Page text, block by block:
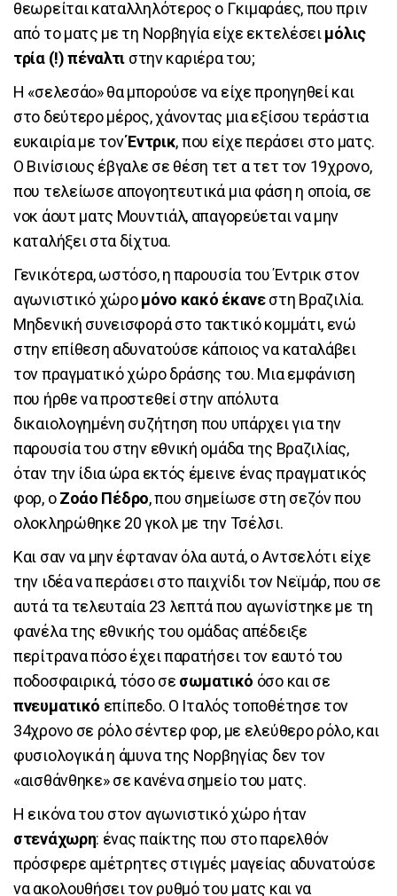
θεωρείται καταλληλότερος ο Γκιμαράες, που πριν
από το ματς με τη Νορβηγία είχε εκτελέσειμόλις
τρία (!) πέναλτι στην καριέρα του;
Η «σελεσάο» θα μπορούσε να είχε προηγηθεί και
στο δεύτερο μέρος, χάνοντας μια εξίσου τεράστια
ευκαιρία με τονΈντρικ, που είχε περάσει στο ματς.
Ο Βινίσιους έβγαλε σε θέση τετ α τετ τον 19χρονο,
που τελείωσε απογοητευτικά μια φάση η οποία, σε
νοκ άουτ ματς Μουντιάλ, απαγορεύεται να μην
καταλήξει στα δίχτυα.
Γενικότερα, ωστόσο, η παρουσία του Έντρικ στον
αγωνιστικό χώρομόνο κακό έκανεστη Βραζιλία.
Μηδενική συνεισφορά στο τακτικό κομμάτι, ενώ
στην επίθεση αδυνατούσε κάποιος να καταλάβει
τον πραγματικό χώρο δράσης του. Μια εμφάνιση
που ήρθε να προστεθεί στην απόλυτα
δικαιολογημένη συζήτηση που υπάρχει για την
παρουσία του στην εθνική ομάδα της Βραζιλίας,
όταν την ίδια ώρα εκτός έμεινε ένας πραγματικός
φορ, οΖοάο Πέδρο, που σημείωσε στη σεζόν που
ολοκληρώθηκε 20 γκολ με την Τσέλσι.
Και σαν να μην έφταναν όλα αυτά, ο Αντσελότι είχε
την ιδέα να περάσει στο παιχνίδι τον Νεϊμάρ, που σε
αυτά τα τελευταία 23 λεπτά που αγωνίστηκε με τη
φανέλα της εθνικής του ομάδας απέδειξε
περίτρανα πόσο έχει παρατήσει τον εαυτό του
ποδοσφαιρικά, τόσο σε σωματικό όσο και σε
πνευματικό επίπεδο. Ο Ιταλός τοποθέτησε τον
34χρονο σε ρόλο σέντερ φορ, με ελεύθερο ρόλο, και
φυσιολογικά η άμυνα της Νορβηγίας δεν τον
«αισθάνθηκε» σε κανένα σημείο του ματς.
Η εικόνα του στον αγωνιστικό χώρο ήταν
στενάχωρη: ένας παίκτης που στο παρελθόν
πρόσφερε αμέτρητες στιγμές μαγείας αδυνατούσε
να ακολουθήσει τον ρυθμό του ματς και να